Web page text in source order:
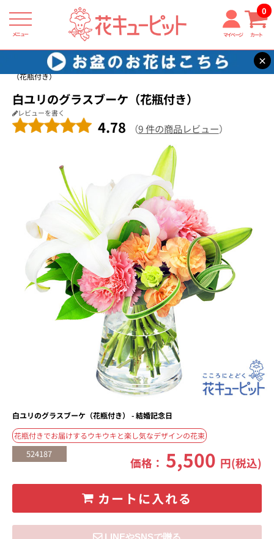
メニュー マイページ カート
0
×
花キューピット 結婚記念日
【結婚記念日】白ユリのグラスブーケ
（花瓶付き）
白ユリのグラスブーケ（花瓶付き）
レビューを書く
4.78 （9 件の商品レビュー）
白ユリのグラスブーケ（花瓶付き） - 結婚記念日
花瓶付きでお届けするウキウキと楽し気なデザインの花束
524187
価格： 5,500 円(税込)
カートに入れる